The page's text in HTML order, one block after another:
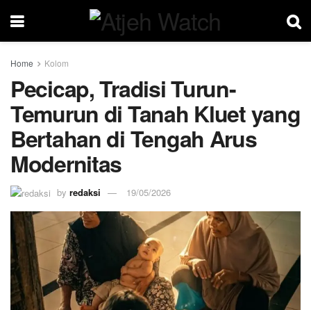
Home Kolom
Pecicap, Tradisi Turun-
Temurun di Tanah Kluet yang
Bertahan di Tengah Arus
Modernitas
by redaksi 19/05/2026